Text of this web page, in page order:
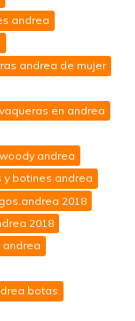
andrea
andrea de mujer
en andrea
andrea
y botines andrea
2018
2018
andrea
botas